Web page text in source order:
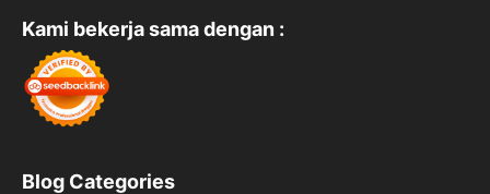
Kami bekerja sama dengan :
Blog Categories